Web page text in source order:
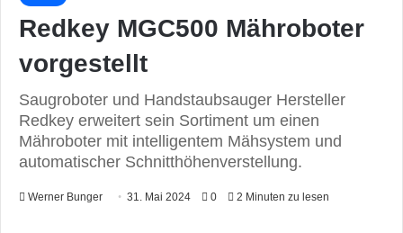
Redkey MGC500 Mähroboter
vorgestellt
Saugroboter und Handstaubsauger Hersteller
Redkey erweitert sein Sortiment um einen
Mähroboter mit intelligentem Mähsystem und
automatischer Schnitthöhenverstellung.
Werner Bunger 31. Mai 2024 0 2 Minuten zu lesen